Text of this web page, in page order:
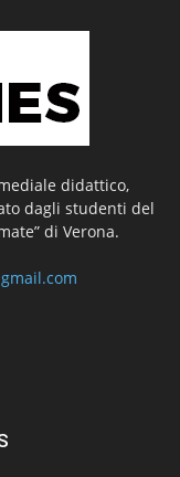
didattico,
dagli studenti del
di Verona.